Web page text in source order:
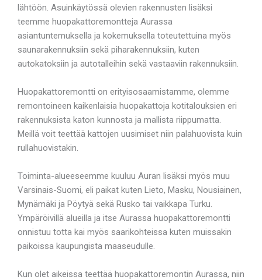
lähtöön. Asuinkäytössä olevien rakennusten lisäksi
teemme huopakattoremontteja Aurassa
asiantuntemuksella ja kokemuksella toteutettuina myös
saunarakennuksiin sekä piharakennuksiin, kuten
autokatoksiin ja autotalleihin sekä vastaaviin rakennuksiin.
Huopakattoremontti on erityisosaamistamme, olemme
remontoineen kaikenlaisia huopakattoja kotitalouksien eri
rakennuksista katon kunnosta ja mallista riippumatta.
Meillä voit teettää kattojen uusimiset niin palahuovista kuin
rullahuovistakin.
Toiminta-alueeseemme kuuluu Auran lisäksi myös muu
Varsinais-Suomi, eli paikat kuten Lieto, Masku, Nousiainen,
Mynämäki ja Pöytyä sekä Rusko tai vaikkapa Turku.
Ympäröivillä alueilla ja itse Aurassa huopakattoremontti
onnistuu totta kai myös saarikohteissa kuten muissakin
paikoissa kaupungista maaseudulle.
Kun olet aikeissa teettää huopakattoremontin Aurassa, niin